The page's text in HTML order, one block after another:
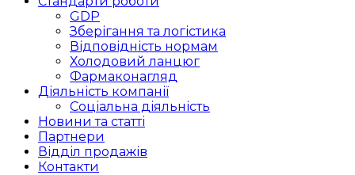
GDP
Зберігання та логістика
Відповідність нормам
Холодовий ланцюг
Фармаконагляд
Діяльність компанії
Соціальна діяльність
Новини та статті
Партнери
Відділ продажів
Контакти